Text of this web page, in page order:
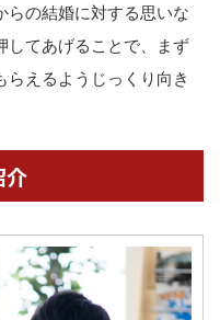
らの結婚に対する思いな
してあげることで、まず
えるようじっくり向き
介